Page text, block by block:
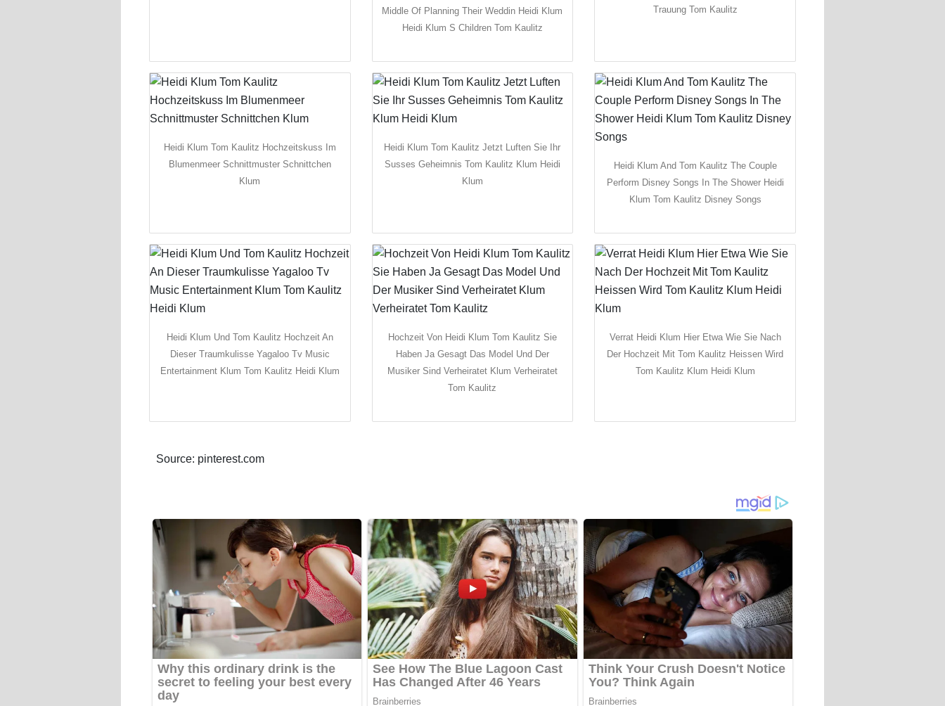
Middle Of Planning Their Weddin Heidi Klum
Heidi Klum S Children Tom Kaulitz
Trauung Tom Kaulitz
Heidi Klum Tom Kaulitz Hochzeitskuss Im
Blumenmeer Schnittmuster Schnittchen
Klum
Heidi Klum Tom Kaulitz Jetzt Luften Sie Ihr
Susses Geheimnis Tom Kaulitz Klum Heidi
Klum
Heidi Klum And Tom Kaulitz The Couple
Perform Disney Songs In The Shower Heidi
Klum Tom Kaulitz Disney Songs
Heidi Klum Und Tom Kaulitz Hochzeit An
Dieser Traumkulisse Yagaloo Tv Music
Entertainment Klum Tom Kaulitz Heidi Klum
Hochzeit Von Heidi Klum Tom Kaulitz Sie
Haben Ja Gesagt Das Model Und Der
Musiker Sind Verheiratet Klum Verheiratet
Tom Kaulitz
Verrat Heidi Klum Hier Etwa Wie Sie Nach
Der Hochzeit Mit Tom Kaulitz Heissen Wird
Tom Kaulitz Klum Heidi Klum
Source: pinterest.com